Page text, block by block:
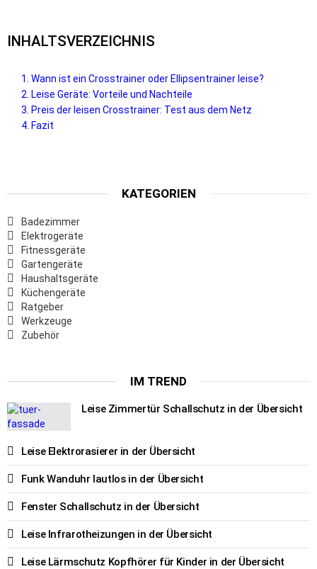
INHALTSVERZEICHNIS
Wann ist ein Crosstrainer oder Ellipsentrainer leise?
Leise Geräte: Vorteile und Nachteile
Preis der leisen Crosstrainer: Test aus dem Netz
Fazit
KATEGORIEN
Badezimmer
Elektrogeräte
Fitnessgeräte
Gartengeräte
Haushaltsgeräte
Küchengeräte
Ratgeber
Werkzeuge
Zubehör
IM TREND
Leise Zimmertür Schallschutz in der Übersicht
Leise Elektrorasierer in der Übersicht
Funk Wanduhr lautlos in der Übersicht
Fenster Schallschutz in der Übersicht
Leise Infrarotheizungen in der Übersicht
Leise Lärmschutz Kopfhörer für Kinder in der Übersicht